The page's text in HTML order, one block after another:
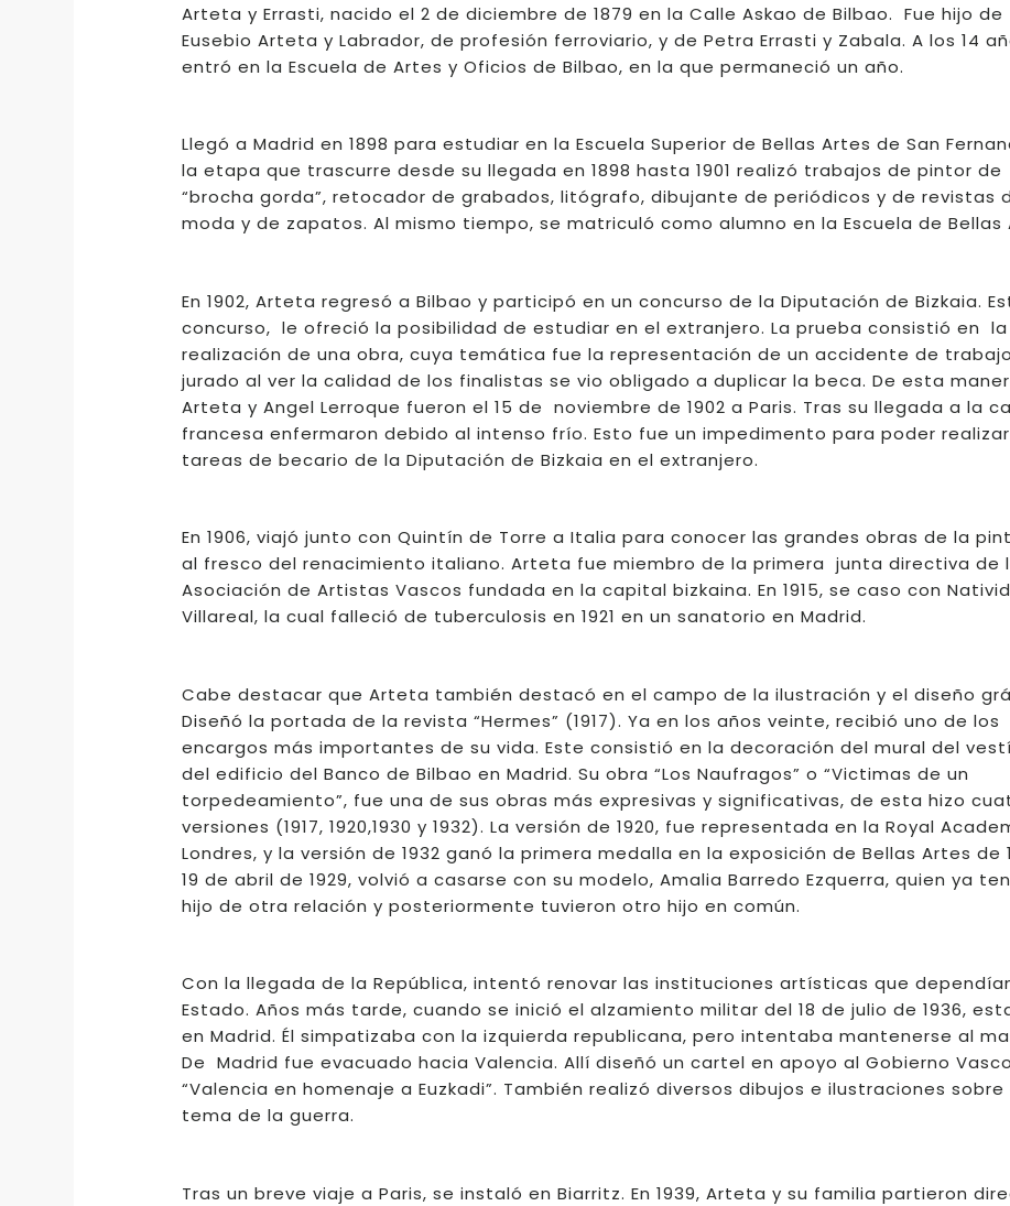
Arteta y Errasti, nacido el 2 de diciembre de 1879 en la Calle Askao de Bilbao. Fue hijo de
Eusebio Arteta y Labrador, de profesión ferroviario, y de Petra Errasti y Zabala. A los 14
entró en la Escuela de Artes y Oficios de Bilbao, en la que permaneció un año.
Llegó a Madrid en 1898 para estudiar en la Escuela Superior de Bellas Artes de San
la etapa que trascurre desde su llegada en 1898 hasta 1901 realizó trabajos de pintor de
“brocha gorda”, retocador de grabados, litógrafo, dibujante de periódicos y de revistas
moda y de zapatos. Al mismo tiempo, se matriculó como alumno en la Escuela de Bellas
En 1902, Arteta regresó a Bilbao y participó en un concurso de la Diputación de Bizkaia.
concurso, le ofreció la posibilidad de estudiar en el extranjero. La prueba consistió en la
realización de una obra, cuya temática fue la representación de un accidente de
jurado al ver la calidad de los finalistas se vio obligado a duplicar la beca. De esta
Arteta y Angel Lerroque fueron el 15 de noviembre de 1902 a Paris. Tras su llegada a la
francesa enfermaron debido al intenso frío. Esto fue un impedimento para poder realizar
tareas de becario de la Diputación de Bizkaia en el extranjero.
En 1906, viajó junto con Quintín de Torre a Italia para conocer las grandes obras de la
al fresco del renacimiento italiano. Arteta fue miembro de la primera junta directiva de
Asociación de Artistas Vascos fundada en la capital bizkaina. En 1915, se caso con
Villareal, la cual falleció de tuberculosis en 1921 en un sanatorio en Madrid.
Cabe destacar que Arteta también destacó en el campo de la ilustración y el diseño
Diseñó la portada de la revista “Hermes” (1917). Ya en los años veinte, recibió uno de los
encargos más importantes de su vida. Este consistió en la decoración del mural del
del edificio del Banco de Bilbao en Madrid. Su obra “Los Naufragos” o “Victimas de un
torpedeamiento”, fue una de sus obras más expresivas y significativas, de esta hizo
versiones (1917, 1920,1930 y 1932). La versión de 1920, fue representada en la Royal
Londres, y la versión de 1932 ganó la primera medalla en la exposición de Bellas Artes de
19 de abril de 1929, volvió a casarse con su modelo, Amalia Barredo Ezquerra, quien ya
hijo de otra relación y posteriormente tuvieron otro hijo en común.
Con la llegada de la República, intentó renovar las instituciones artísticas que
Estado. Años más tarde, cuando se inició el alzamiento militar del 18 de julio de 1936,
en Madrid. Él simpatizaba con la izquierda republicana, pero intentaba mantenerse al
De Madrid fue evacuado hacia Valencia. Allí diseñó un cartel en apoyo al Gobierno
“Valencia en homenaje a Euzkadi”. También realizó diversos dibujos e ilustraciones sobre
tema de la guerra.
Tras un breve viaje a Paris, se instaló en Biarritz. En 1939, Arteta y su familia partieron